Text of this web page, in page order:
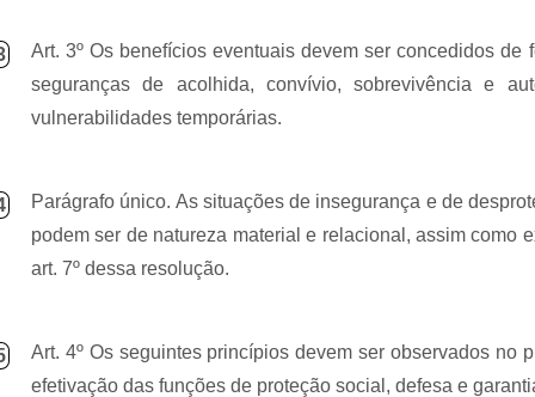
Art. 3º Os benefícios eventuais devem ser concedidos
seguranças de acolhida, convívio, sobrevivência e
vulnerabilidades temporárias.
Parágrafo único. As situações de insegurança e de
podem ser de natureza material e relacional, assim como
art. 7º dessa resolução.
Art. 4º Os seguintes princípios devem ser observados
efetivação das funções de proteção social, defesa e